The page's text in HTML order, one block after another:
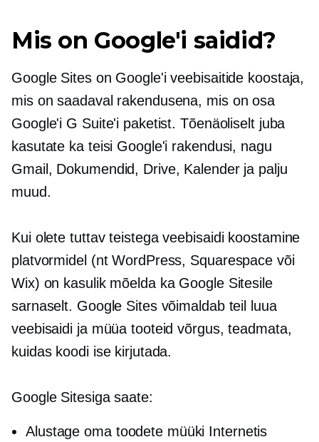
Mis on Google'i saidid?
Google Sites on Google'i veebisaitide koostaja,
mis on saadaval rakendusena, mis on osa
Google'i G Suite'i paketist. Tõenäoliselt juba
kasutate ka teisi Google'i rakendusi, nagu
Gmail, Dokumendid, Drive, Kalender ja palju
muud.
Kui olete tuttav teistegaveebisaidi koostamine
platvormidel (nt WordPress, Squarespace või
Wix) on kasulik mõelda ka Google Sitesile
sarnaselt. Google Sites võimaldab teil luua
veebisaidi ja müüa tooteid võrgus, teadmata,
kuidas koodi ise kirjutada.
Google Sitesiga saate:
Alustage oma toodete müüki Internetis